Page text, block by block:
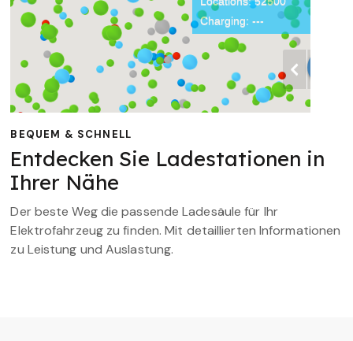
BEQUEM & SCHNELL
Entdecken Sie Ladestationen in
Ihrer Nähe
Der beste Weg die passende Ladesäule für Ihr
Elektrofahrzeug zu finden. Mit detaillierten Informationen
zu Leistung und Auslastung.